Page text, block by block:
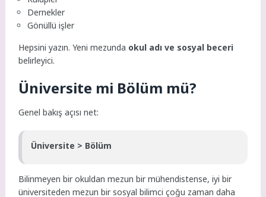
Dernekler
Gönüllü işler
Hepsini yazın. Yeni mezunda okul adı ve sosyal beceri
belirleyici.
Üniversite mi Bölüm mü?
Genel bakış açısı net:
Üniversite > Bölüm
Bilinmeyen bir okuldan mezun bir mühendistense, iyi bir
üniversiteden mezun bir sosyal bilimci çoğu zaman daha